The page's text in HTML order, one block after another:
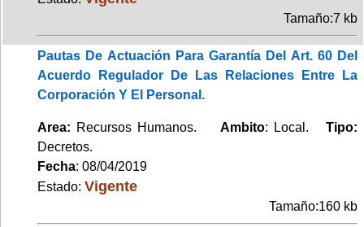
Tamaño:7 kb
Pautas De Actuación Para Garantía Del Art. 60 Del
Acuerdo Regulador De Las Relaciones Entre La
Corporación Y El Personal.
Area: Recursos Humanos. Ambito: Local.Tipo:
Decretos.
Fecha: 08/04/2019
Estado: Vigente
Tamaño:160 kb